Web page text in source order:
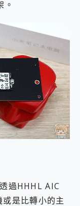
。
過HHHL AIC
是比轉小的主